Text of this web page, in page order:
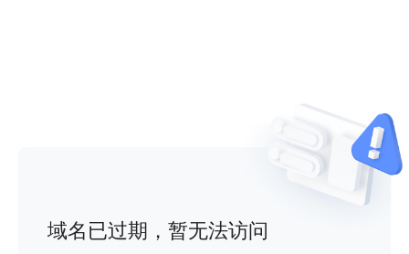
域名已过期，暂无法访问